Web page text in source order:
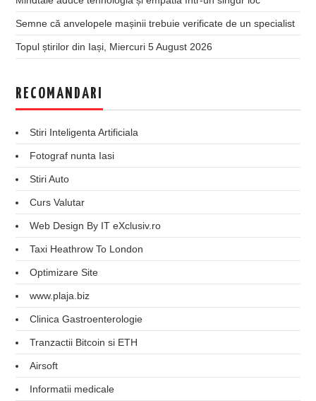
Semne că anvelopele mașinii trebuie verificate de un specialist
Topul știrilor din Iași, Miercuri 5 August 2026
RECOMANDARI
Stiri Inteligenta Artificiala
Fotograf nunta Iasi
Stiri Auto
Curs Valutar
Web Design By IT eXclusiv.ro
Taxi Heathrow To London
Optimizare Site
www.plaja.biz
Clinica Gastroenterologie
Tranzactii Bitcoin si ETH
Airsoft
Informatii medicale